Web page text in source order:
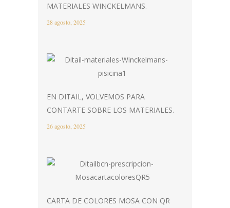
MATERIALES WINCKELMANS.
28 agosto, 2025
EN DITAIL, VOLVEMOS PARA
CONTARTE SOBRE LOS MATERIALES.
26 agosto, 2025
CARTA DE COLORES MOSA CON QR